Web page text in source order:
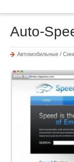
Auto-
Автомобильные /